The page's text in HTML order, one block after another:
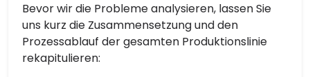
Bevor wir die Probleme analysieren, lassen Sie
uns kurz die Zusammensetzung und den
Prozessablauf der gesamten Produktionslinie
rekapitulieren: